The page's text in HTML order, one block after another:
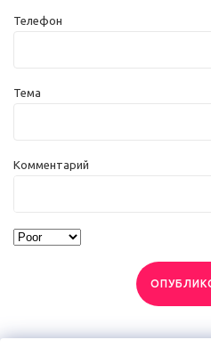
Телефон
Тема
Комментарий